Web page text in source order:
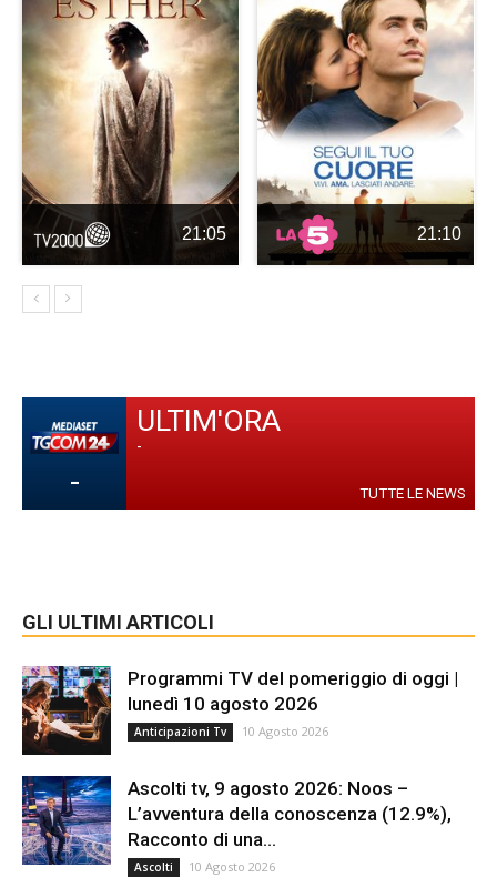
21:05 21:10
-
ULTIM'ORA
-
TUTTE LE NEWS
GLI ULTIMI ARTICOLI
Programmi TV del pomeriggio di oggi |
lunedì 10 agosto 2026
Anticipazioni Tv 10 Agosto 2026
Ascolti tv, 9 agosto 2026: Noos –
L’avventura della conoscenza (12.9%),
Racconto di una...
Ascolti 10 Agosto 2026